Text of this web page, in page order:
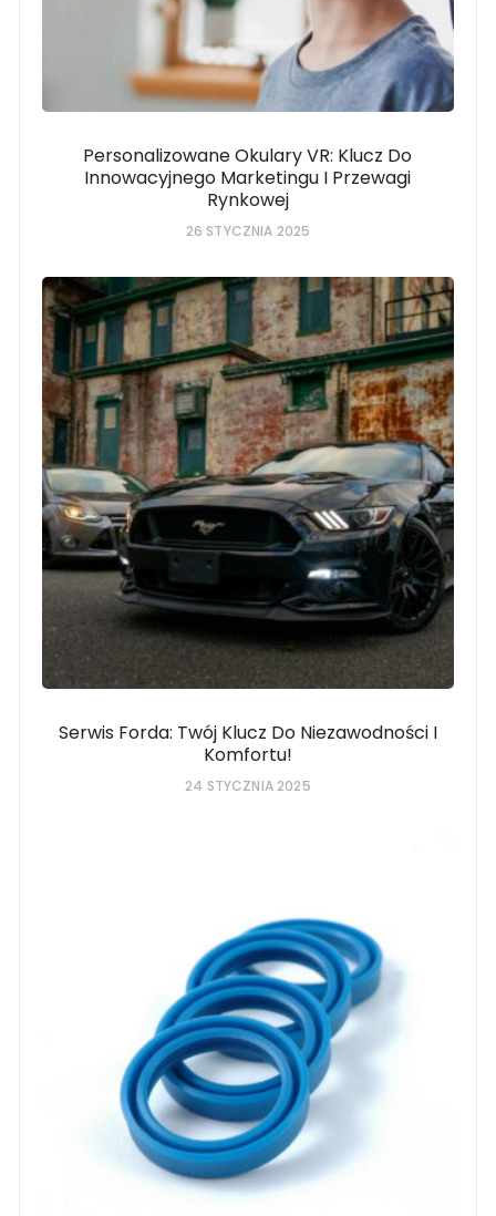
Personalizowane Okulary VR: Klucz Do
Innowacyjnego Marketingu I Przewagi
Rynkowej
26 STYCZNIA 2025
Serwis Forda: Twój Klucz Do Niezawodności I
Komfortu!
24 STYCZNIA 2025